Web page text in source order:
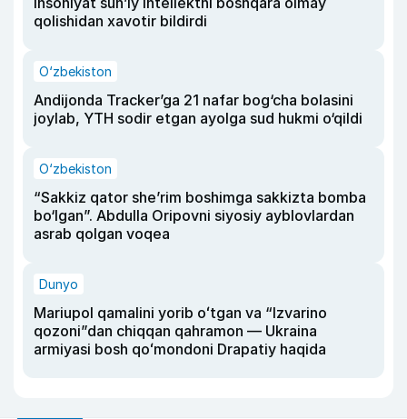
qolishidan xavotir bildirdi
O‘zbekiston
Andijonda Tracker’ga 21 nafar bog‘cha bolasini
joylab, YTH sodir etgan ayolga sud hukmi o‘qildi
O‘zbekiston
“Sakkiz qator she’rim boshimga sakkizta bomba
bo‘lgan”. Abdulla Oripovni siyosiy ayblovlardan
asrab qolgan voqea
Dunyo
Mariupol qamalini yorib oʻtgan va “Izvarino
qozoni”dan chiqqan qahramon — Ukraina
armiyasi bosh qoʻmondoni Drapatiy haqida